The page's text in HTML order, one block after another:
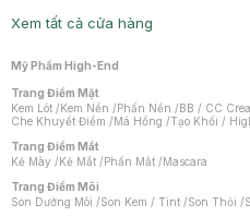
Xem tất cả cửa hàng
Mỹ Phẩm High-End
Trang Điểm Mặt
Kem Lót /Kem Nền /Phấn Nền /BB / CC
Che Khuyết Điểm /Má Hồng /Tạo Khối /
Trang Điểm Mắt
Kẻ Mày /Kẻ Mắt /Phấn Mắt /Mascara
Trang Điểm Môi
Son Dưỡng Môi /Son Kem / Tint /Son Thỏi /